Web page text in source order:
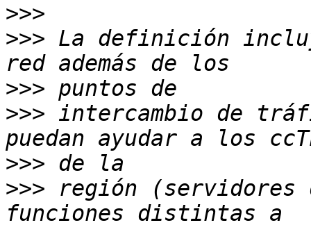
>>>
>>> La definición
>>>
>>> intercambio de
>>>
>>> región (servidores